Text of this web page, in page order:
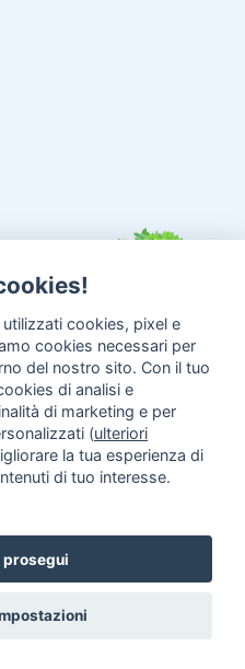
Inserisci un
Come aiutarci
© 2014 - 2026
cookies, pixel e
cookies necessari per
del nostro sito. Con il tuo
di analisi e
di marketing e per
(ulteriori
la tua esperienza di
di tuo interesse.
prosegui